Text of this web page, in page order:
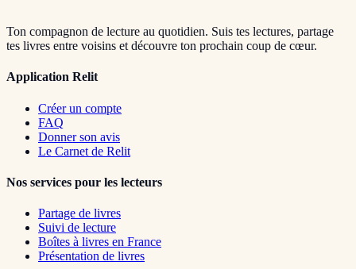
Ton compagnon de lecture au quotidien. Suis tes lectures, partage
tes livres entre voisins et découvre ton prochain coup de cœur.
Application Relit
Créer un compte
FAQ
Donner son avis
Le Carnet de Relit
Nos services pour les lecteurs
Partage de livres
Suivi de lecture
Boîtes à livres en France
Présentation de livres